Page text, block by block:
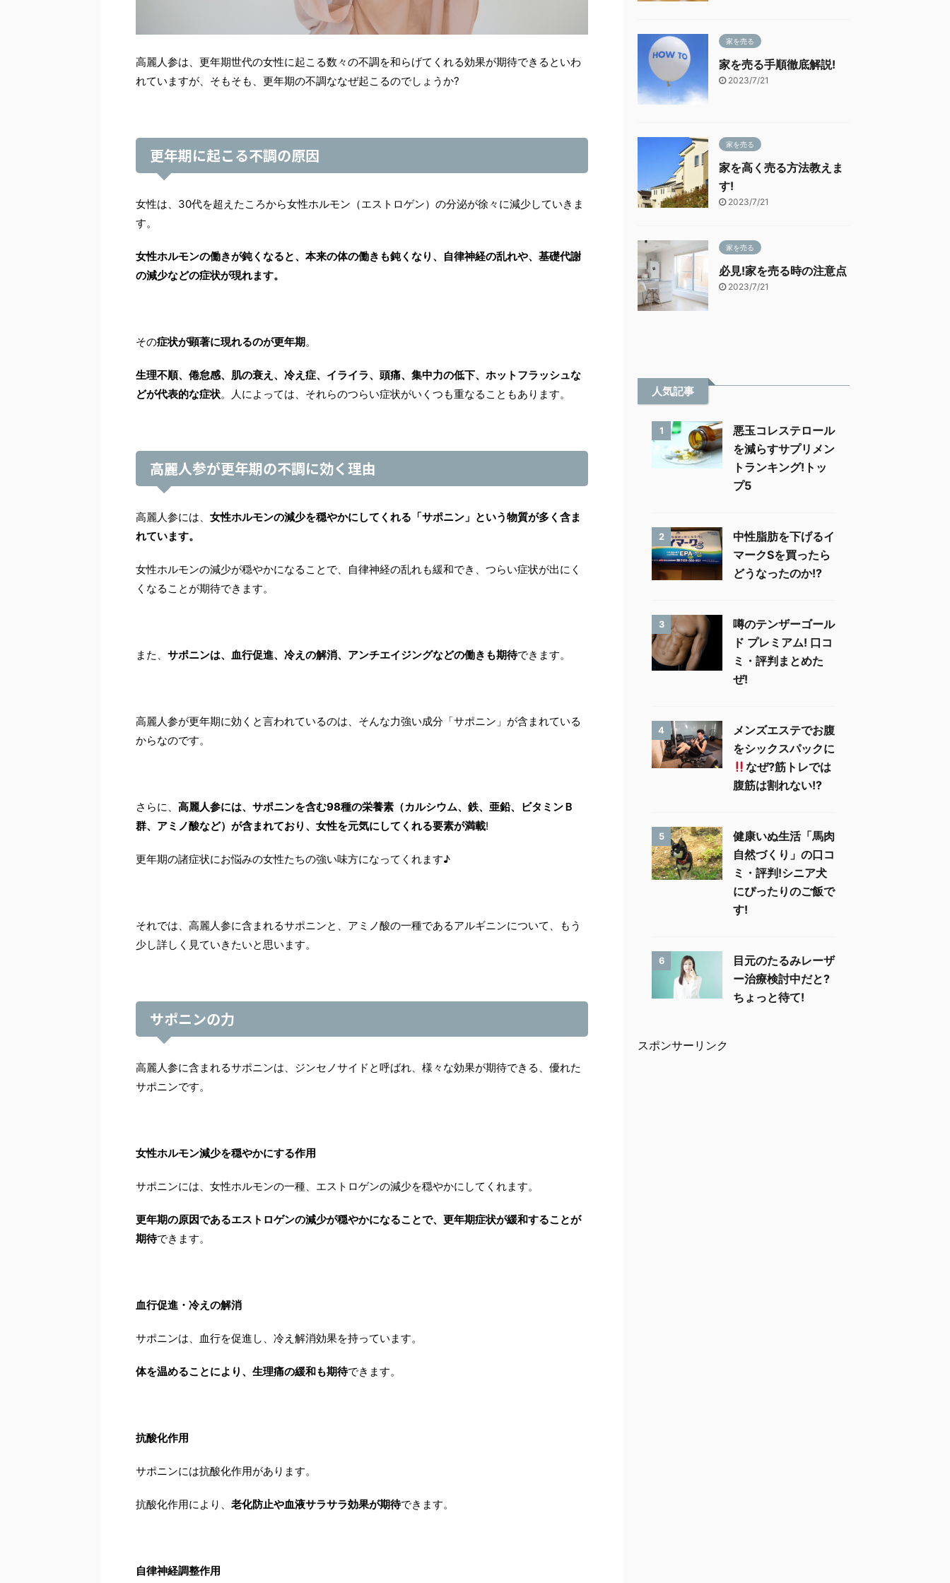
高麗人参は、更年期世代の女性に起こる数々の不調を和らげてくれる効果が期待できるといわ
れていますが、そもそも、更年期の不調ななぜ起こるのでしょうか?
更年期に起こる不調の原因
女性は、30代を超えたころから女性ホルモン（エストロゲン）の分泌が徐々に減少していきま
す。
女性ホルモンの働きが鈍くなると、本来の体の働きも鈍くなり、自律神経の乱れや、基礎代謝
の減少などの症状が現れます。
その症状が顕著に現れるのが更年期。
生理不順、倦怠感、肌の衰え、冷え症、イライラ、頭痛、集中力の低下、ホットフラッシュな
どが代表的な症状。人によっては、それらのつらい症状がいくつも重なることもあります。
高麗人参が更年期の不調に効く理由
高麗人参には、 女性ホルモンの減少を穏やかにしてくれる「サポニン」という物質が多く含ま
れています。
女性ホルモンの減少が穏やかになることで、自律神経の乱れも緩和でき、つらい症状が出にく
くなることが期待できます。
また、 サポニンは、血行促進、冷えの解消、アンチエイジングなどの働きも期待できます。
高麗人参が更年期に効くと言われているのは、そんな力強い成分「サポニン」が含まれている
からなのです。
さらに、 高麗人参には、サポニンを含む98種の栄養素（カルシウム、鉄、亜鉛、ビタミンＢ
群、アミノ酸など）が含まれており、女性を元気にしてくれる要素が満載!
更年期の諸症状にお悩みの女性たちの強い味方になってくれます♪
それでは、高麗人参に含まれるサポニンと、アミノ酸の一種であるアルギニンについて、もう
少し詳しく見ていきたいと思います。
サポニンの力
高麗人参に含まれるサポニンは、ジンセノサイドと呼ばれ、様々な効果が期待できる、優れた
サポニンです。
女性ホルモン減少を穏やかにする作用
サポニンには、女性ホルモンの一種、エストロゲンの減少を穏やかにしてくれます。
更年期の原因であるエストロゲンの減少が穏やかになることで、更年期症状が緩和することが
期待できます。
血行促進・冷えの解消
サポニンは、血行を促進し、冷え解消効果を持っています。
体を温めることにより、生理痛の緩和も期待できます。
抗酸化作用
サポニンには抗酸化作用があります。
抗酸化作用により、 老化防止や血液サラサラ効果が期待できます。
自律神経調整作用
家を売る
家を売る手順徹底解説!
2023/7/21
家を売る
家を高く売る方法教えま
す!
2023/7/21
家を売る
必見!家を売る時の注意点
2023/7/21
人気記事
1
悪玉コレステロール
を減らすサプリメン
トランキング!トッ
プ5
2
中性脂肪を下げるイ
マークSを買ったら
どうなったのか!?
3
噂のテンザーゴール
ド プレミアム! 口コ
ミ・評判まとめた
ぜ!
4
メンズエステでお腹
をシックスパックに
なぜ?筋トレでは
腹筋は割れない!?
5
健康いぬ生活「馬肉
自然づくり」の口コ
ミ・評判!シニア犬
にぴったりのご飯で
す!
6
目元のたるみレーザ
ー治療検討中だと?
ちょっと待て!
スポンサーリンク